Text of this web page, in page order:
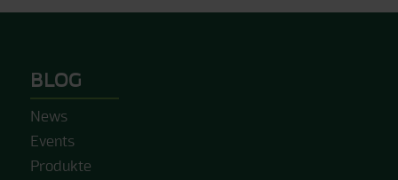
BLOG
News
Events
Produkte